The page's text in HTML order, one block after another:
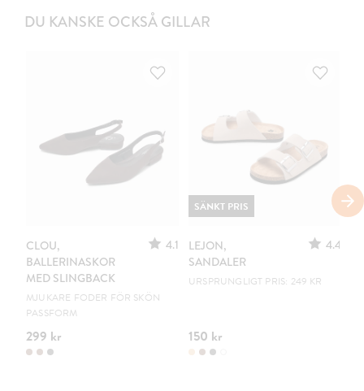
DU KANSKE OCKSÅ GILLAR
CLOU,
BALLERINASKOR
MED SLINGBACK
4.1
MJUKARE FODER FÖR SKÖN
PASSFORM
299 kr
LEJON,
SANDALER
4.4
URSPRUNGLIGT PRIS: 249 KR
150 kr
SÄNKT PRIS